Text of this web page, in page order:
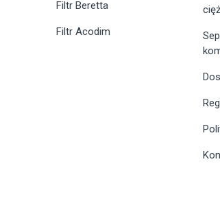
Filtr Beretta
Filtr Acodim